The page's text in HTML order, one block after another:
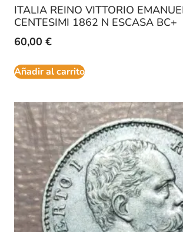
ITALIA REINO VITTORIO
CENTESIMI 1862 N ESCASA BC+
60,00 €
Añadir al carrito